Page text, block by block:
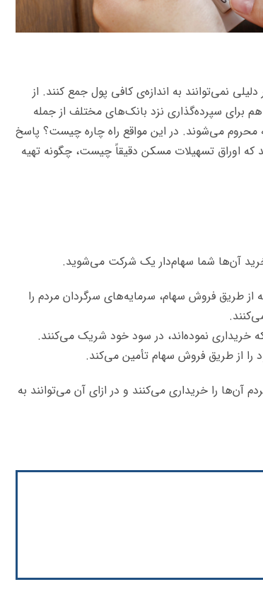
دلیلی نمی‌توانند به اندازه‌ی کافی پول جمع کنند. از
برای سپرده‌گذاری نزد بانک‌های مختلف از جمله
محروم می‌شوند. در این مواقع راه چاره چیست؟ پاسخ
که اوراق تسهیلات مسکن دقیقاً چیست، چگونه تهیه
خرید آن‌ها شما سهام‌دار یک شرکت می‌شوید.
طریق فروش سهام، سرمایه‌های سرگردان مردم را
خریداری نموده‌اند، در سود خود شریک می‌کنند.
را از طریق فروش سهام تأمین می‌کند.
آن‌ها را خریداری می‌کنند و در ازای آن می‌توانند به